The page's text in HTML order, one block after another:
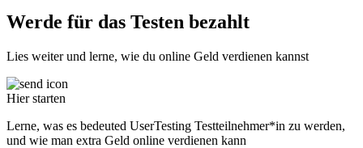
Werde für das Testen bezahlt
Lies weiter und lerne, wie du online Geld verdienen kannst
Hier starten
Lerne, was es bedeuted UserTesting Testteilnehmer*in zu werden,
und wie man extra Geld online verdienen kann